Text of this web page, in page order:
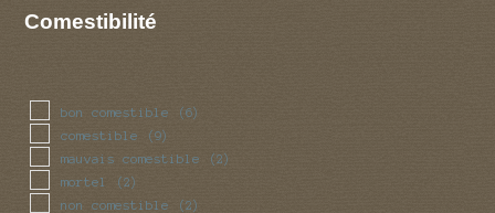
Comestibilité
bon comestible (6)
comestible (9)
mauvais comestible (2)
mortel (2)
non comestible (2)